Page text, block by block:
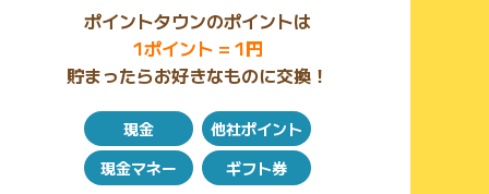
ポイントタウンのポイントは
1ポイント = 1円
貯まったらお好きなものに交換！
現金
他社ポイント
現金マネー
ギフト券